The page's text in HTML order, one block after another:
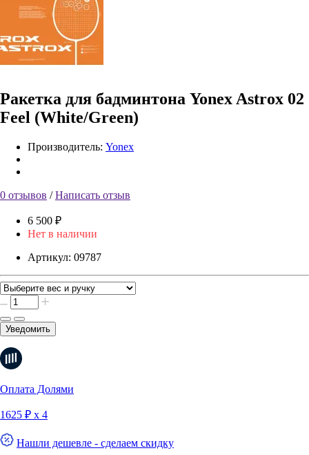
Ракетка для бадминтона Yonex Astrox 02
Feel (White/Green)
Производитель: Yonex
0 отзывов /Написать отзыв
6 500 ₽
Нет в наличии
Артикул: 09787
Уведомить
Оплата Долями
1625 ₽ х 4
Нашли дешевле - сделаем скидку